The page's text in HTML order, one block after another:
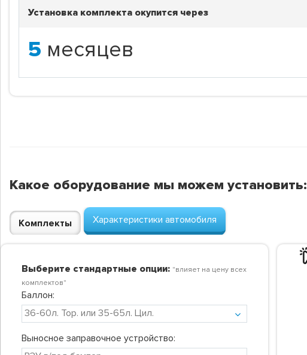
Установка комплекта окупится через
5 месяцев
Какое оборудование мы можем установить:
Комплекты Характеристики автомобиля
Выберите стандартные опции: "влияет на цену всех
комплектов"
Баллон:
Выносное заправочное устройство: